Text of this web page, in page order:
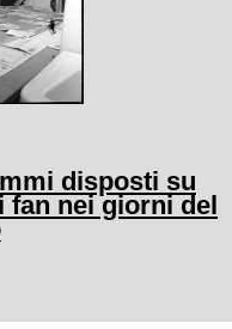
disposti su
fan nei giorni del